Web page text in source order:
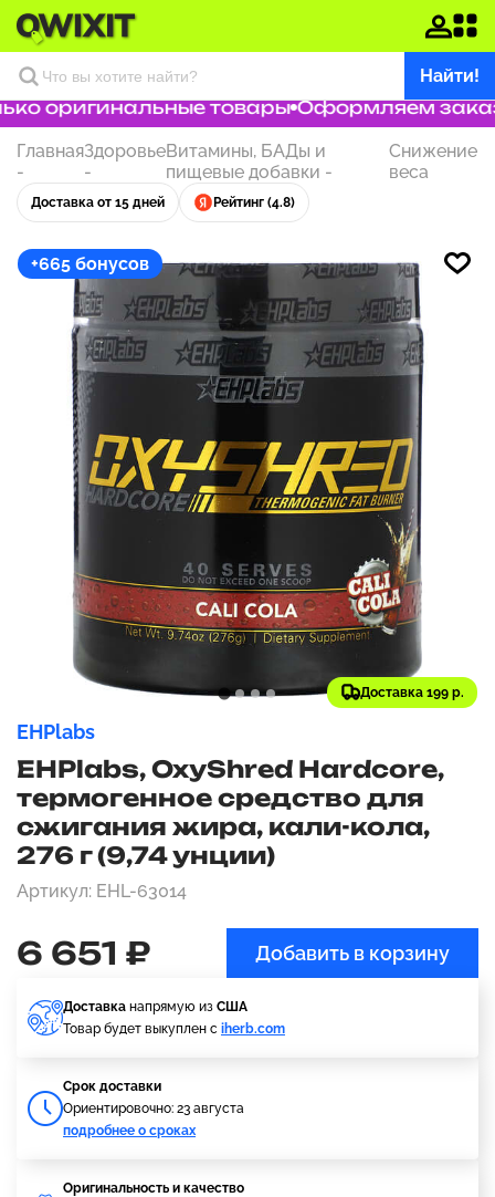
Найти!
оригинальные товары Оформляем заказ
Главная
-
Здоровье
-
Витамины, БАДы и
пищевые добавки -
Снижение
веса
Доставка от 15 дней Рейтинг (4.8)
+665 бонусов
Доставка 199 р.
EHPlabs
EHPlabs, OxyShred Hardcore,
термогенное средство для
сжигания жира, кали-кола,
276 г (9,74 унции)
Артикул: EHL-63014
6 651 ₽ Добавить в корзину
Доставка напрямую из США
Товар будет выкуплен с iherb.com
Cрок доставки
Ориентировочно: 23 августа
подробнее о сроках
Оригинальность и качество